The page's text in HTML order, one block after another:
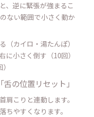
、逆に緊張が強まるこ
ない範囲で小さく動か
（カイロ・湯たんぽ）
に小さく倒す（10回）
の位置リセット」
肩こりと連動します。
ちやすくなります。